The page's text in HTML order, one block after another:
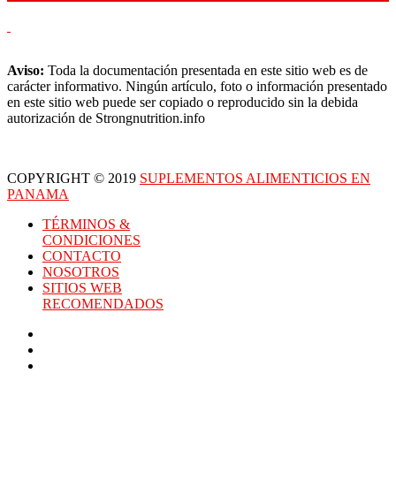
Aviso: Toda la documentación presentada en este sitio web es de
carácter informativo. Ningún artículo, foto o información presentado
en este sitio web puede ser copiado o reproducido sin la debida
autorización de Strongnutrition.info
COPYRIGHT © 2019 SUPLEMENTOS ALIMENTICIOS EN
PANAMA
TÉRMINOS &
CONDICIONES
CONTACTO
NOSOTROS
SITIOS WEB
RECOMENDADOS